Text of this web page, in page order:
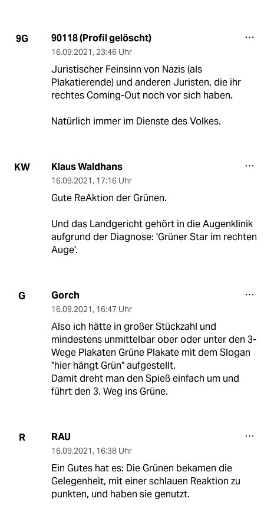
9G 90118 (Profil gelöscht)
16.09.2021, 23:46 Uhr
Juristischer Feinsinn von Nazis (als
Plakatierende) und anderen Juristen, die ihr
rechtes Coming-Out noch vor sich haben.
Natürlich immer im Dienste des Volkes.
KW Klaus Waldhans
16.09.2021, 17:16 Uhr
Gute ReAktion der Grünen.
Und das Landgericht gehört in die Augenklinik
aufgrund der Diagnose: 'Grüner Star im rechten
Auge'.
G Gorch
16.09.2021, 16:47 Uhr
Also ich hätte in großer Stückzahl und
mindestens unmittelbar ober oder unter den 3-
Wege Plakaten Grüne Plakate mit dem Slogan
"hier hängt Grün" aufgestellt.
Damit dreht man den Spieß einfach um und
führt den 3. Weg ins Grüne.
R RAU
16.09.2021, 16:38 Uhr
Ein Gutes hat es: Die Grünen bekamen die
Gelegenheit, mit einer schlauen Reaktion zu
punkten, und haben sie genutzt.